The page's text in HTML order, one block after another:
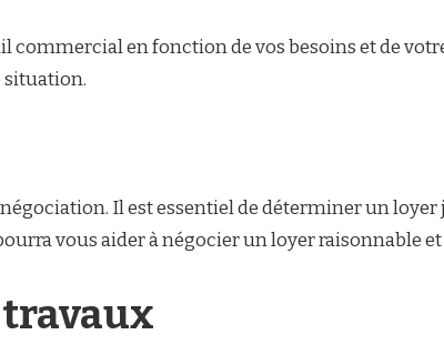
en fonction de vos besoins et de
situation.
Il est essentiel de déterminer un
vous aider à négocier un loyer raisonnable et
travaux